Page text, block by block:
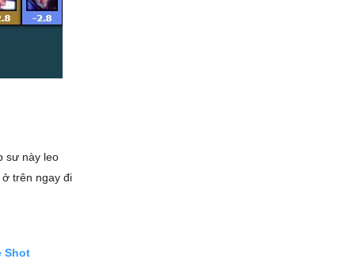
sư này leo
ở trên ngay đi
Shot